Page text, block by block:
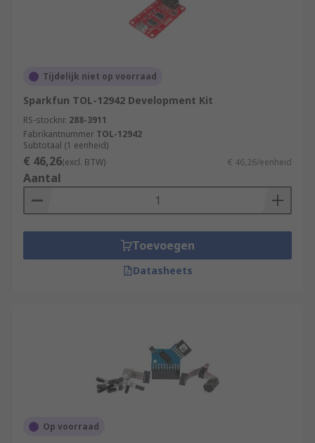
Tijdelijk niet op voorraad
Sparkfun TOL-12942 Development Kit
RS-stocknr. 288-3911
Fabrikantnummer TOL-12942
Subtotaal (1 eenheid)
€ 46,26(excl. BTW) € 46,26/eenheid
Aantal
Toevoegen
Datasheets
Op voorraad